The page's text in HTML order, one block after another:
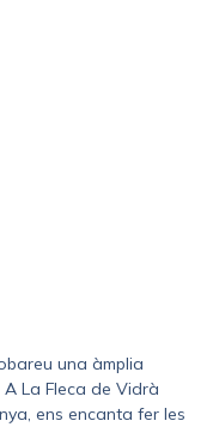
una àmplia
La Fleca de Vidrà
ens encanta fer les